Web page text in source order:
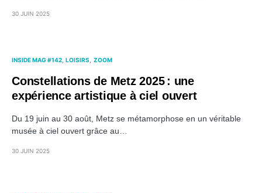
30 JUIN 2025
INSIDE MAG #142 LOISIRS ZOOM
Constellations de Metz 2025 : une
expérience artistique à ciel ouvert
Du 19 juin au 30 août, Metz se métamorphose en un véritable
musée à ciel ouvert grâce au…
30 JUIN 2025